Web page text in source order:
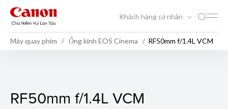
Khách hàng cá nhân
Máy quay phim Ống kính EOS Cinema RF50mm f/1.4L VCM
RF50mm f/1.4L VCM
RF50mm f/1.4L VCM